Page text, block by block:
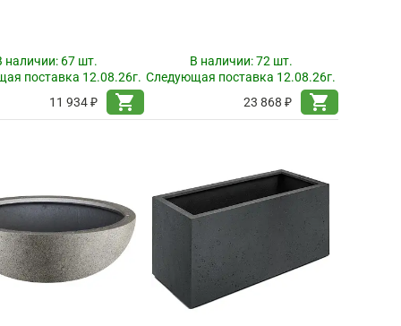
наличии: 67 шт.
поставка 12.08.26г.
11 934 ₽
shopping_cart
В наличии:72 шт.
Следующая поставка 12.08.26г.
23 868 ₽
shopping_cart